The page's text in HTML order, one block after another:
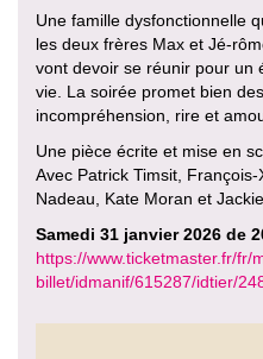
Une famille dysfonctionnelle
les deux frères Max et Jé-
vont devoir se réunir pour un
vie. La soirée promet bien
incompréhension, rire et
Une pièce écrite et mise en
Avec Patrick Timsit,
Nadeau, Kate Moran et
Samedi 31 janvier 2026 de
https://www.ticketmaster.fr/fr/
billet/idmanif/615287/idtier/